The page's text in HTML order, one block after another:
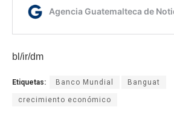
bl/ir/dm
Etiquetas: Banco Mundial Banguat
crecimiento económico